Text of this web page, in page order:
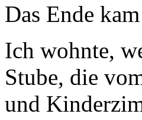
Das Ende
Ich wohnte,
Stube, die
und